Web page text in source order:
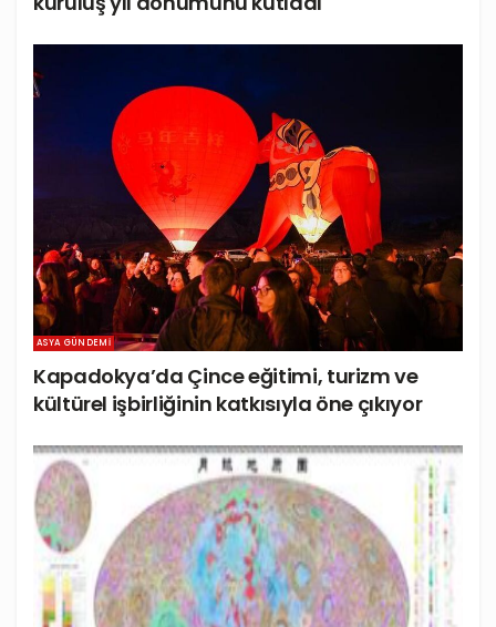
ASYA GÜNDEMI
Kapadokya’da Çince eğitimi, turizm ve
kültürel işbirliğinin katkısıyla öne çıkıyor